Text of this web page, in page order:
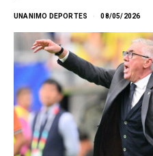
UNANIMO DEPORTES 08/05/2026